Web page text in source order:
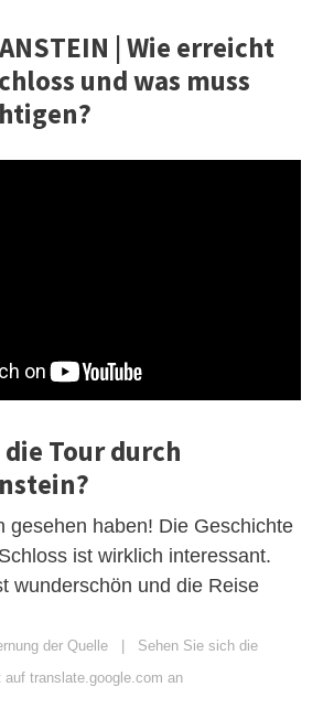
| Wie erreicht
und was muss
Tour durch
gesehen haben! Die Geschichte
ist wirklich interessant.
wunderschön und die Reise
der Quelle | Sehen Sie sich die
auf translate.google.com an